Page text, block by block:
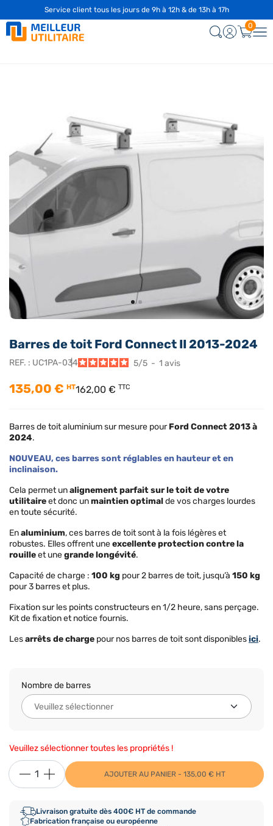
Barres de toit Ford Connect II 2013-2024
REF. : UC1PA-034 5/5 - 1 avis
135,00 € HT162,00 € TTC
Barres de toit aluminium sur mesure pourFord Connect 2013 à
2024.
NOUVEAU, ces barres sont réglables en hauteur et en
inclinaison.
Cela permet unalignement parfait sur le toit de votre
utilitaireet donc unmaintien optimalde vos charges lourdes
en toute sécurité.
Enaluminium, ces barres de toit sont à la fois légères et
robustes. Elles offrent uneexcellente protection contre la
rouilleet unegrande longévité.
Capacité de charge : 100 kg pour 2 barres de toit, jusqu’à 150 kg
pour 3 barres et plus.
Fixation sur les points constructeurs en 1/2 heure, sans perçage.
Kit de fixation et notice fournis.
Lesarrêts de charge pour nos barres de toit sont disponiblesici.
Nombre de barres
Veuillez sélectionner toutes les propriétés !
AJOUTER AU PANIER - 135,00 € HT
Livraison gratuite dès 400€ HT de commande
Fabrication française ou européenne
Service client tous les jours de 9h à 12h & de 13h à 17h
☎️04 28 29 75 94
0